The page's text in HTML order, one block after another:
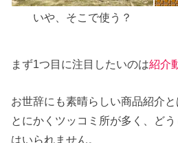
いや、そこで使う？
まず1つ目に注目したいのは紹介
お世辞にも素晴らしい商品紹介と
とにかくツッコミ所が多く、ど
はいられません。